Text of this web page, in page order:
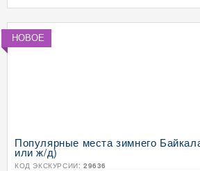
НОВОЕ
Популярные места зимнего
или ж/д)
КОД ЭКСКУРСИИ: 29636